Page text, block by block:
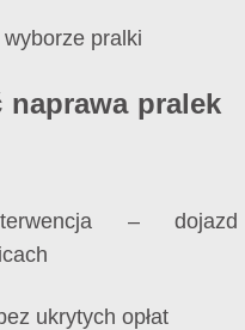
pralki
naprawa pralek
– dojazd
ukrytych opłat